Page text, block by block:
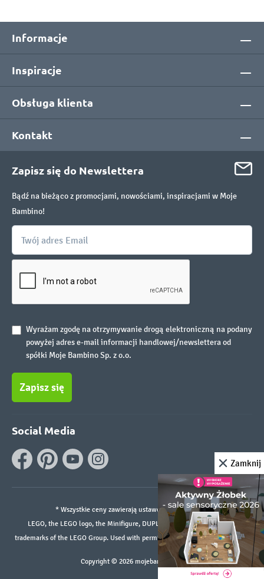
Informacje
Inspiracje
Obsługa klienta
Kontakt
Zapisz się do Newslettera
Bądź na bieżąco z promocjami, nowościami, inspiracjami w Moje
Bambino!
Wyrażam zgodę na otrzymywanie drogą elektroniczną na podany
powyżej adres e-mail informacji handlowej/newslettera od
spółki Moje Bambino Sp. z o.o.
Zapisz się
Social Media
* Wszystkie ceny zawierają ustawowy podatek VAT.
LEGO, the LEGO logo, the Minifigure, DUPLO, and the SPIKE logo are
trademarks of the LEGO Group. Used with permission. ©2026 The LEGO Group
Copyright © 2026 mojebambino.pl
Zamknij